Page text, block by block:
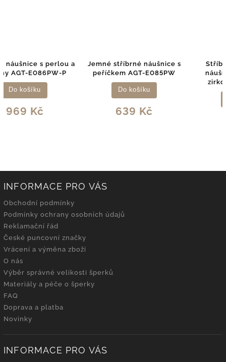
Jemné stříbrné náušnice s
peříčkem AGT-E085PW
639 Kč
Stříbrné hvězdičkové
náušnice s barevnými
zirkony AGT-E166PC
Do košíku
INFORMACE PRO VÁS
Obchodní podmínky
Podmínky ochrany osobních údajů
Reklamační řád
České puncovní značky
Vrácení a výměna zboží
O nás
Výběr správné velikosti šperků
Materiály a péče o šperky
FAQ
Doprava a platba
Novinky
INFORMACE PRO VÁS